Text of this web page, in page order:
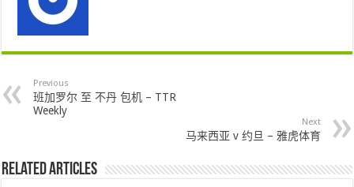
Previous
班加罗尔 至 不丹 包机 – TTR
Weekly
Next
马来西亚 v 约旦 – 雅虎体育
Related Articles